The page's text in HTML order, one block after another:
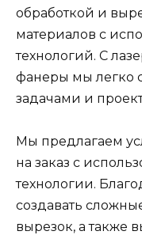
обработкой и
материалов с
технологий. С
фанеры мы легко
задачами и
Мы предлагаем
на заказ с
технологии.
создавать
вырезок, а также